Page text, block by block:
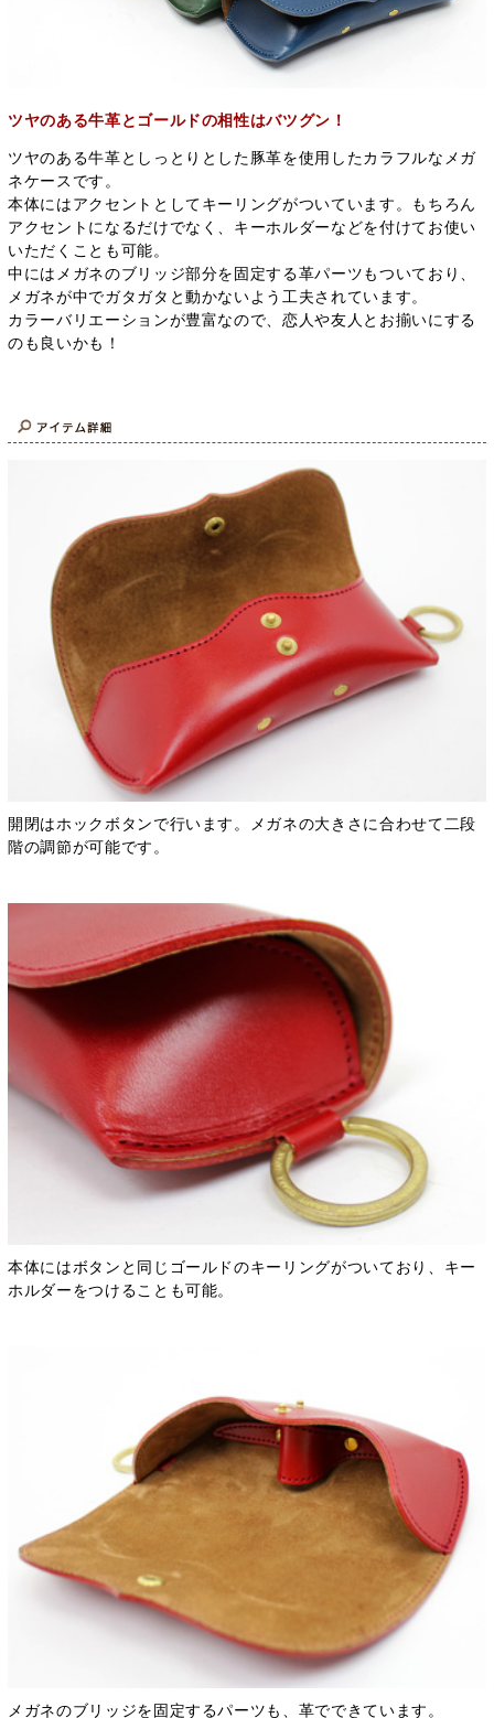
ツヤのある牛革とゴールドの相性はバツグン！
ツヤのある牛革としっとりとした豚革を使用したカラフルなメガ
ネケースです。
本体にはアクセントとしてキーリングがついています。もちろん
アクセントになるだけでなく、キーホルダーなどを付けてお使い
いただくことも可能。
中にはメガネのブリッジ部分を固定する革パーツもついており、
メガネが中でガタガタと動かないよう工夫されています。
カラーバリエーションが豊富なので、恋人や友人とお揃いにする
のも良いかも！
開閉はホックボタンで行います。メガネの大きさに合わせて二段
階の調節が可能です。
本体にはボタンと同じゴールドのキーリングがついており、キー
ホルダーをつけることも可能。
メガネのブリッジを固定するパーツも、革でできています。